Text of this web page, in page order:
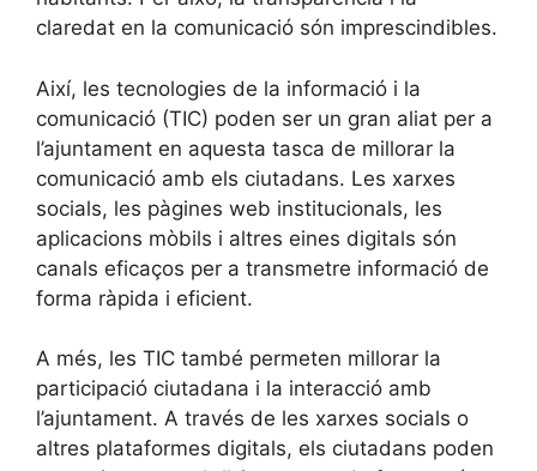
claredat en la comunicació són imprescindibles.
Així, les tecnologies de la informació i la
comunicació (TIC) poden ser un gran aliat per a
l’ajuntament en aquesta tasca de millorar la
comunicació amb els ciutadans. Les xarxes
socials, les pàgines web institucionals, les
aplicacions mòbils i altres eines digitals són
canals eficaços per a transmetre informació de
forma ràpida i eficient.
A més, les TIC també permeten millorar la
participació ciutadana i la interacció amb
l’ajuntament. A través de les xarxes socials o
altres plataformes digitals, els ciutadans poden